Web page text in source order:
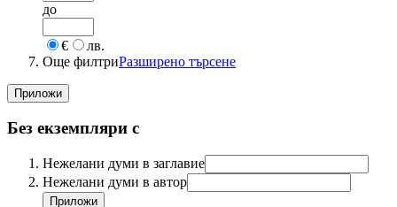
до
€
лв.
Още филтриРазширено търсене
Без екземпляри с
Нежелани думи в заглавие
Нежелани думи в автор